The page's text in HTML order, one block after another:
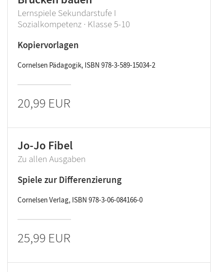
Lernspiele Sekundarstufe I
Sozialkompetenz · Klasse 5-10
Kopiervorlagen
Cornelsen Pädagogik, ISBN 978-3-589-15034-2
20,99 EUR
Jo-Jo Fibel
Zu allen Ausgaben
Spiele zur Differenzierung
Cornelsen Verlag, ISBN 978-3-06-084166-0
25,99 EUR